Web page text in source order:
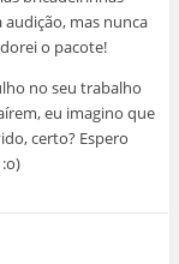
mas nunca
o pacote!
no seu trabalho
eu imagino que
certo? Espero